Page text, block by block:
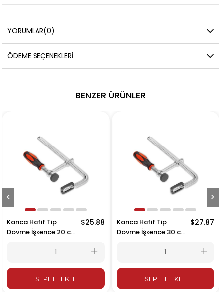
YORUMLAR(0)
ÖDEME SEÇENEKLERI
BENZER ÜRÜNLER
Kanca Hafif Tip
Dövme İşkence 20 cm
$25.88
SEPETE EKLE
Kanca Hafif Tip
Dövme İşkence 30 cm
$27.87
SEPETE EKLE